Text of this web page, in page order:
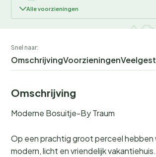
Alle voorzieningen
Snel naar:
OmschrijvingVoorzieningen
Omschrijving
Moderne Bosuitje-By Traum
Op een prachtig groot perceel hebben
modern, licht en vriendelijk